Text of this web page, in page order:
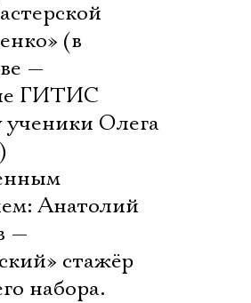
(в
—
ГИТИС
ученики Олега
Анатолий
—
стажёр
набора.